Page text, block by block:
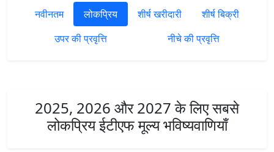
नवीनतम लोकप्रिय शीर्ष खरीदारी
शीर्ष बिक्री
उपर की प्रवृत्ति
नीचे की प्रवृत्ति
2025, 2026 और 2027 के लिए सबसे
लोकप्रिय ईटीएफ मूल्य भविष्यवाणियाँ